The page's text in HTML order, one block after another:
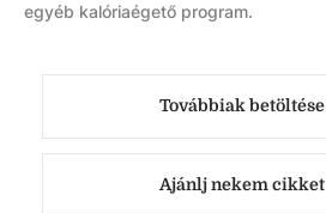
egyéb kalóriaégető program.
Továbbiak betöltése
Ajánlj nekem cikket